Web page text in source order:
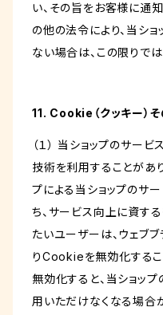
い、その旨をお客様に通
の他の法令により、当シ
ない場合は、この限りでは
11. Cookie（クッキー）
（１） 当ショップのサー
技術を利用することがあ
プによる当ショップのサ
ち、サービス向上に資す
たいユーザーは、ウェブ
りCookieを無効化するこ
無効化すると、当ショッ
用いただけなくなる場合